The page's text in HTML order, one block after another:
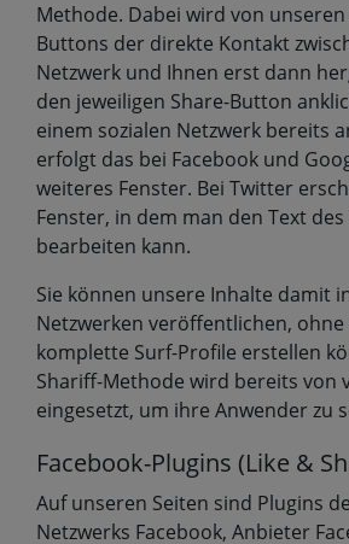
Methode. Dabei wird von unseren
Buttons der direkte Kontakt
Netzwerk und Ihnen erst dann
den jeweiligen Share-Button
einem sozialen Netzwerk bereits
erfolgt das bei Facebook und
weiteres Fenster. Bei Twitter
Fenster, in dem man den Text
bearbeiten kann.
Sie können unsere Inhalte damit
Netzwerken veröffentlichen, ohne
komplette Surf-Profile erstellen
Shariff-Methode wird bereits von
eingesetzt, um ihre Anwender zu
Facebook-Plugins (Like &
Auf unseren Seiten sind Plugins
Netzwerks Facebook, Anbieter